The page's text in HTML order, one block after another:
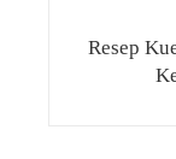
Resep